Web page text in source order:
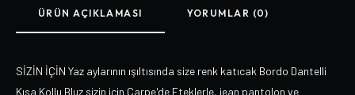
ÜRÜN AÇIKLAMASI YORUMLAR (0)
SİZİN İÇİN Yaz aylarının ışıltısında size renk katıcak Bordo Dantelli
Kısa Kollu Bluz sizin için Carpe'de Eteklerle, jean pantolon ve